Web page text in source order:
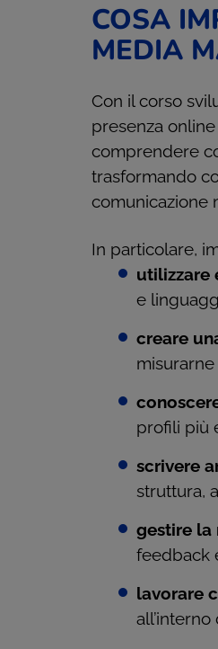
COSA
MEDIA
Con il corso
presenza
comprendere
trasformando
comunicazione
In particolare,
utilizzare
e
creare
profili più
scrivere
struttura,
gestire la
feedback
lavorare